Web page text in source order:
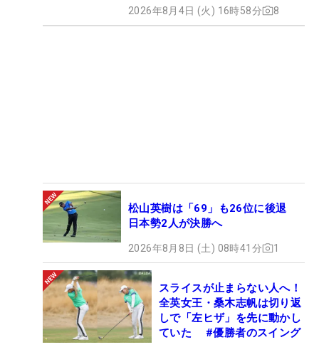
2026年8月4日 (火) 16時58分 8
松山英樹は「69」も26位に後退
日本勢2人が決勝へ
2026年8月8日 (土) 08時41分 1
スライスが止まらない人へ！
全英女王・桑木志帆は切り返
しで「左ヒザ」を先に動かし
ていた #優勝者のスイング